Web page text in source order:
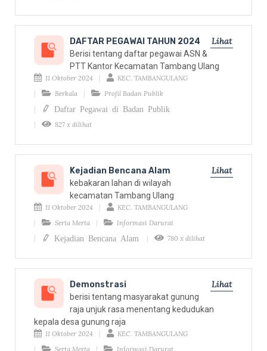
DAFTAR PEGAWAI TAHUN 2024 Lihat
Berisi tentang daftar pegawai ASN &
PTT Kantor Kecamatan Tambang Ulang
11 Oktober 2024
KEC. TAMBANGULANG
Berkala
Profil Badan Publik
Daftar Pegawai di Badan Publik
827 x dilihat
Kejadian Bencana Alam Lihat
kebakaran lahan di wilayah
kecamatan Tambang Ulang
11 Oktober 2024
KEC. TAMBANGULANG
Serta Merta
Informasi Darurat
Kejadian Bencana Alam
780 x dilihat
Demonstrasi Lihat
berisi tentang masyarakat gunung
raja unjuk rasa menentang kedudukan
kepala desa gunung raja
11 Oktober 2024
KEC. TAMBANGULANG
Serta Merta
Informasi Darurat